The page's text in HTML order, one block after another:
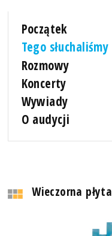
Początek
Tego słuchaliśmy
Rozmowy
Koncerty
Wywiady
O audycji
Wieczorna płyta